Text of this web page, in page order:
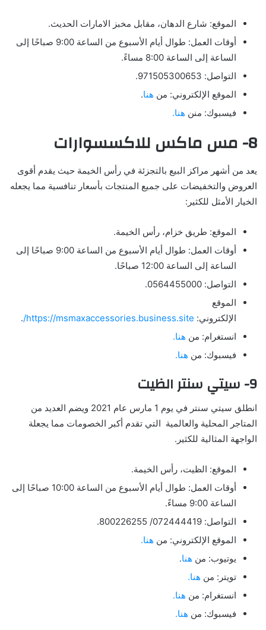
الموقع: شارع الدهان، مقابل مخبز الامارات الحديث.
أوقات العمل: طوال أيام الأسبوع من الساعة 9:00 صباحًا إلى
الساعة إلى الساعة 8:00 مساءً.
التواصل: 971505300653.
الموقع الإلكتروني: من هنا.
فيسبوك: منن هنا.
8- مس ماكس للاكسسوارات
يعد من أشهر مراكز البيع بالتجزئة في رأس الخيمة حيث يقدم أقوى
العروض والتخفيضات على جميع المنتجات بأسعار تنافسية مما يجعله
الخيار الأمثل للكثير:
الموقع: طريق خزام، رأس الخيمة.
أوقات العمل: طوال أيام الأسبوع من الساعة 9:00 صباحًا إلى
الساعة إلى الساعة 12:00 صباحًا.
التواصل: 0564455000.
الموقع
الإلكتروني: https://msmaxaccessories.business.site/
.
انستغرام: من هنا.
فيسبوك: من هنا.
9- سيتي سنتر الظيت
انطلق سيتي سنتر في يوم 1 مارس عام 2021 ويضم العديد من
المتاجر المحلية والعالمية التي تقدم أكبر الخصومات مما يجعلة
الواجهة المثالية للكثير.
الموقع: الظيت، رأس الخيمة.
أوقات العمل: طوال أيام الأسبوع من الساعة 10:00 صباحًا إلى
الساعة 9:00 مساءً.
التواصل: 072444419/ 800226255.
الموقع الإلكتروني: من هنا.
يوتيوب: من هنا.
تويتر: من هنا.
انستغرام: من هنا.
فيسبوك: من هنا.